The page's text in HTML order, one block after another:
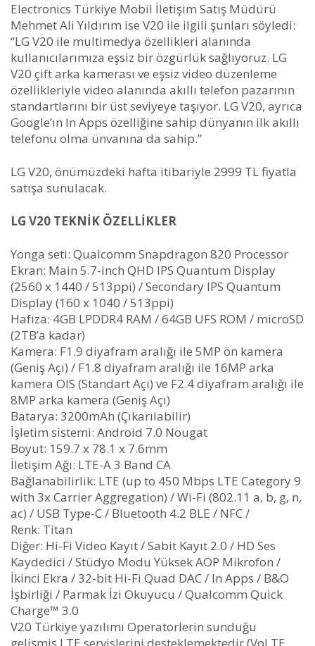
Electronics Türkiye Mobil İletişim Satış Müdürü
Mehmet Ali Yıldırım ise V20 ile ilgili şunları söyledi:
“LG V20 ile multimedya özellikleri alanında
kullanıcılarımıza eşsiz bir özgürlük sağlıyoruz. LG
V20 çift arka kamerası ve eşsiz video düzenleme
özellikleriyle video alanında akıllı telefon pazarının
standartlarını bir üst seviyeye taşıyor. LG V20, ayrıca
Google’ın In Apps özelliğine sahip dünyanın ilk akıllı
telefonu olma ünvanına da sahip.”
LG V20, önümüzdeki hafta itibariyle 2999 TL fiyatla
satışa sunulacak.
LG V20 TEKNİK ÖZELLİKLER
Yonga seti: Qualcomm Snapdragon 820 Processor
Ekran: Main 5.7-inch QHD IPS Quantum Display
(2560 x 1440 / 513ppi) / Secondary IPS Quantum
Display (160 x 1040 / 513ppi)
Hafıza: 4GB LPDDR4 RAM / 64GB UFS ROM / microSD
(2TB’a kadar)
Kamera: F1.9 diyafram aralığı ile 5MP ön kamera
(Geniş Açı) / F1.8 diyafram aralığı ile 16MP arka
kamera OIS (Standart Açı) ve F2.4 diyafram aralığı ile
8MP arka kamera (Geniş Açı)
Batarya: 3200mAh (Çıkarılabilir)
İşletim sistemi: Android 7.0 Nougat
Boyut: 159.7 x 78.1 x 7.6mm
İletişim Ağı: LTE-A 3 Band CA
Bağlanabilirlik: LTE (up to 450 Mbps LTE Category 9
with 3x Carrier Aggregation) / Wi-Fi (802.11 a, b, g, n,
ac) / USB Type-C / Bluetooth 4.2 BLE / NFC /
Renk: Titan
Diğer: Hi-Fi Video Kayıt / Sabit Kayıt 2.0 / HD Ses
Kaydedici / Stüdyo Modu Yüksek AOP Mikrofon /
İkinci Ekra / 32-bit Hi-Fi Quad DAC / In Apps / B&O
İşbirliği / Parmak İzi Okuyucu / Qualcomm Quick
Charge™ 3.0
V20 Türkiye yazılımı Operatorlerin sunduğu